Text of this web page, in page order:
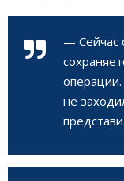
— Сейчас
не